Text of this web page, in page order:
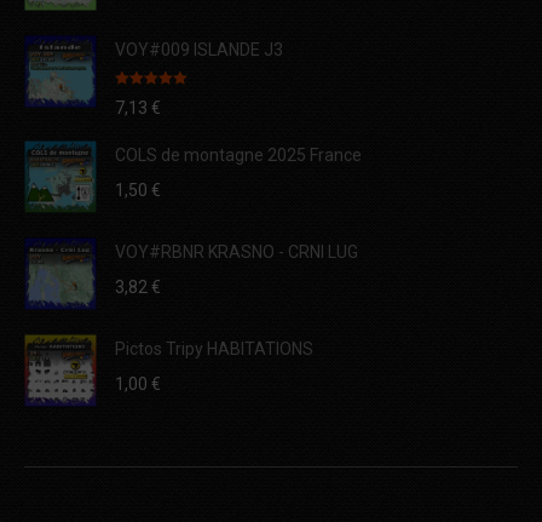
VOY#009 ISLANDE J3
Note 5.00
sur 5
7,13 €
COLS de montagne 2025 France
1,50 €
VOY#RBNR KRASNO - CRNI LUG
3,82 €
Pictos Tripy HABITATIONS
1,00 €